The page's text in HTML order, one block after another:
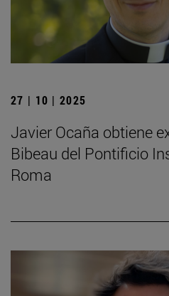
27 | 10 | 2025
Javier Ocaña obtiene
Bibeau del Pontificio
Roma